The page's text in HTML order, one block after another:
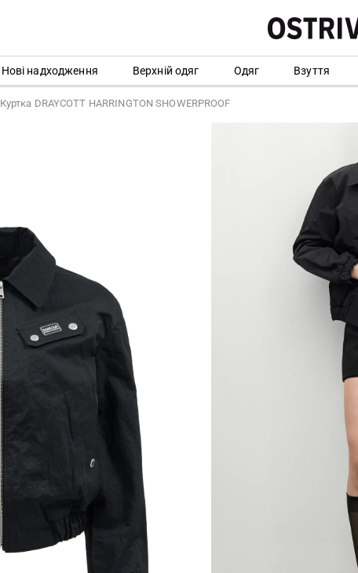
Нові надходження Верхній одяг Одяг Взуття
Куртка DRAYCOTT HARRINGTON SHOWERPROOF